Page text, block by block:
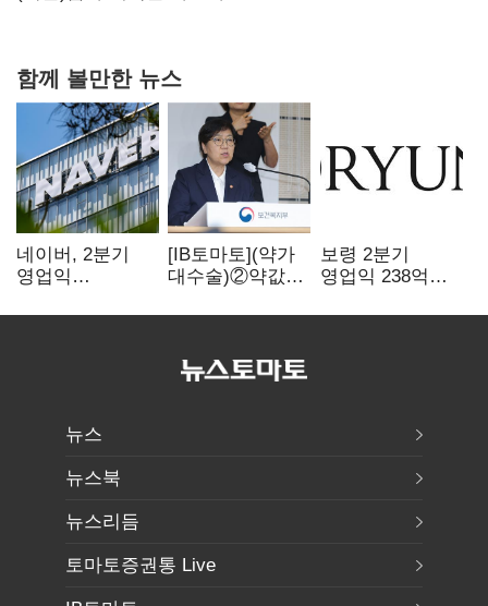
함께 볼만한 뉴스
네이버, 2분기
영업익
전년비 0.2%
[IB토마토](약가
대수술)②약값
축소…제약업계
보령 2분기
영업익 238억…
뉴스
뉴스북
뉴스리듬
토마토증권통 Live